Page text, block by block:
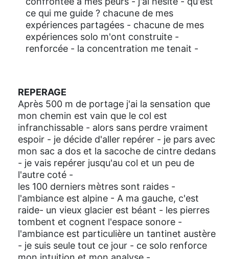
ce qui me guide ? chacune de mes
expériences partagées - chacune de mes
expériences solo m'ont construite -
renforcée - la concentration me tenait -
REPERAGE
Après 500 m de portage j'ai la sensation que
mon chemin est vain que le col est
infranchissable - alors sans perdre vraiment
espoir - je décide d'aller repérer - je pars avec
mon sac a dos et la sacoche de cintre dedans
- je vais repérer jusqu'au col et un peu de
l'autre coté -
les 100 derniers mètres sont raides -
l'ambiance est alpine - A ma gauche, c'est
raide- un vieux glacier est béant - les pierres
tombent et cognent l'espace sonore -
l'ambiance est particulière un tantinet austère
- je suis seule tout ce jour - ce solo renforce